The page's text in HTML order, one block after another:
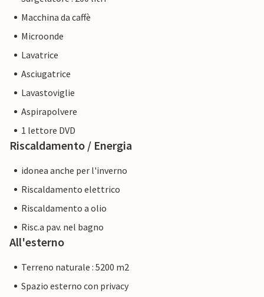
Macchina da caffè
Microonde
Lavatrice
Asciugatrice
Lavastoviglie
Aspirapolvere
1 lettore DVD
Riscaldamento / Energia
idonea anche per l'inverno
Riscaldamento elettrico
Riscaldamento a olio
Risc.a pav. nel bagno
All'esterno
Terreno naturale : 5200 m2
Spazio esterno con privacy